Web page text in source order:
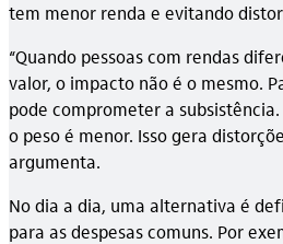
tem menor renda e evitando
“Quando pessoas com rendas
valor, o impacto não é o mesmo.
pode comprometer a
o peso é menor. Isso gera
argumenta.
No dia a dia, uma alternativa é
para as despesas comuns. Por